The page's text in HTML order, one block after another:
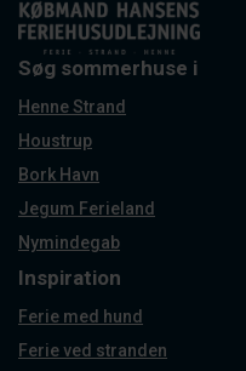
Søg sommerhuse i
Henne Strand
Houstrup
Bork Havn
Jegum Ferieland
Nymindegab
Inspiration
Ferie med hund
Ferie ved stranden